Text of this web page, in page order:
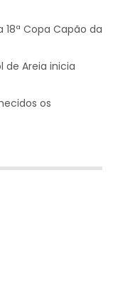
Copa Capão da
de Areia inicia
os